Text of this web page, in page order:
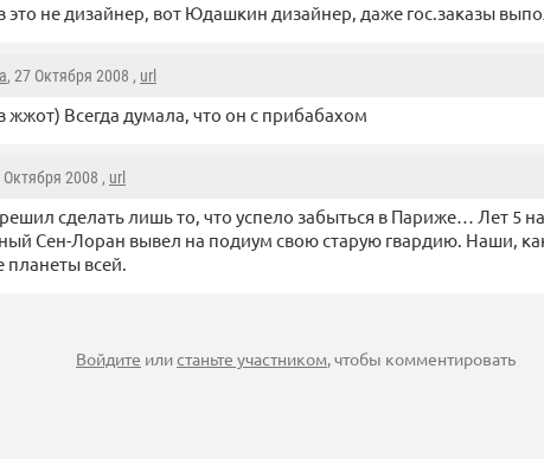
это не дизайнер, вот Юдашкин дизайнер, даже гос.заказы
, 27 Октября 2008 , url
жжот) Всегда думала, что он с прибабахом
Октября 2008 , url
сделать лишь то, что успело забыться в Париже… Лет 5
Сен-Лоран вывел на подиум свою старую гвардию. Наши,
планеты всей.
Войдите илистаньте участником, чтобы комментировать